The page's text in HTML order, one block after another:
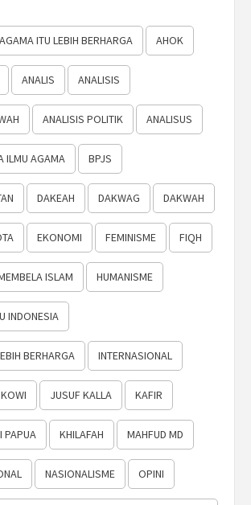
AGAMA ITU LEBIH BERHARGA AHOK
ANALIS ANALISIS
ANALISIS POLITIK ANALISUS
ILMU AGAMA BPJS
DAKEAH DAKWAG DAKWAH
EKONOMI FEMINISME FIQH
ISLAM HUMANISME
INDONESIA
BERHARGA INTERNASIONAL
JUSUF KALLA KAFIR
PAPUA KHILAFAH MAHFUD MD
NASIONALISME OPINI